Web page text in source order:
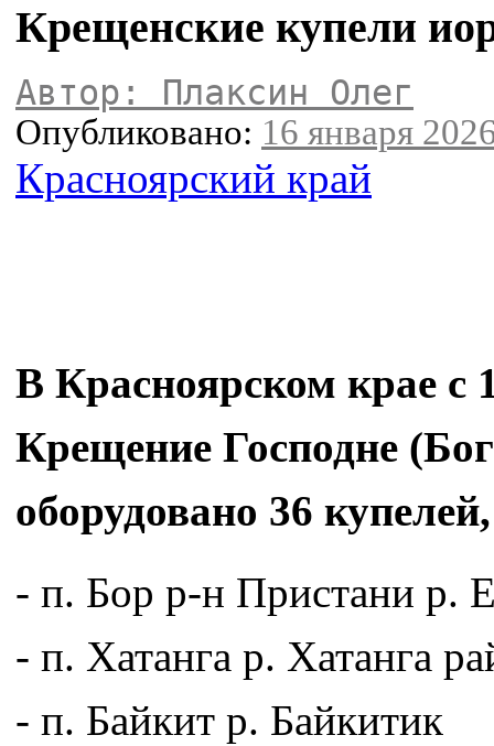
Крещенские купели
Автор: Плаксин Олег
Опубликовано: 16 января
Красноярский край
В Красноярском крае с
Крещение Господне
оборудовано 36
- п. Бор р-н Пристани р.
- п. Хатанга р. Хатанга
- п. Байкит р. Байкитик